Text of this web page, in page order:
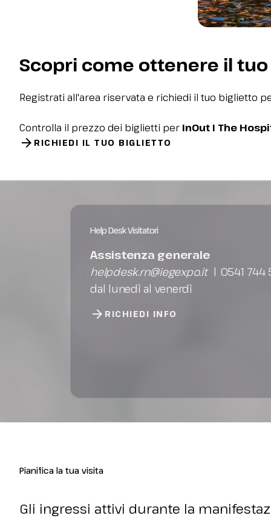
News e comunicati
Accredito stampa
Contatti press
Download loghi e foto
CATALOGO ESPOSITORI
RICHIEDI IL TUO BIGLIETTO!
Scopri come ottenere il
Registrati all'area riservata e richiedi il tuo biglietto
Controlla il prezzo dei biglietti per InOut I The
RICHIEDI IL TUO BIGLIETTO
arrow_forward
Help Desk Visitatori
Assistenza generale
helpdesk.rn@iegexpo.it | 0541 744
dal lunedì al venerdì
RICHIEDI INFO
arrow_forward
Pianifica la tua visita
Gli ingressi attivi durante la